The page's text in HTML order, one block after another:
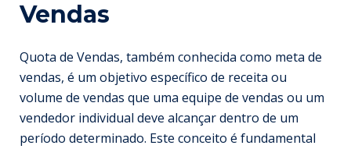
Vendas
Quota de Vendas, também conhecida como meta de
vendas, é um objetivo específico de receita ou
volume de vendas que uma equipe de vendas ou um
vendedor individual deve alcançar dentro de um
período determinado. Este conceito é fundamental